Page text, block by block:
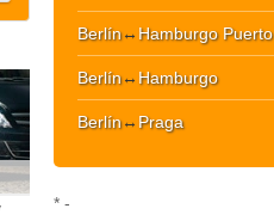
Berlín↔ Hamburgo
Berlín↔ Hamburgo
Berlín↔ Praga
* -